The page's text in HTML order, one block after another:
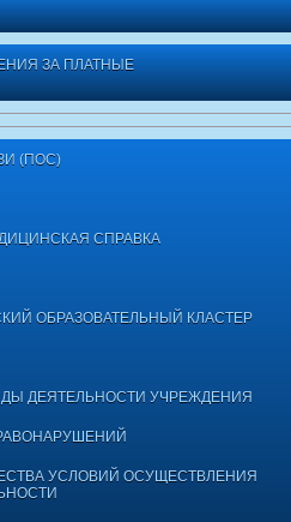
ЗА ПЛАТНЫЕ
(ПОС)
СПРАВКА
ОБРАЗОВАТЕЛЬНЫЙ КЛАСТЕР
ДЕЯТЕЛЬНОСТИ УЧРЕЖДЕНИЯ
УСЛОВИЙ ОСУЩЕСТВЛЕНИЯ